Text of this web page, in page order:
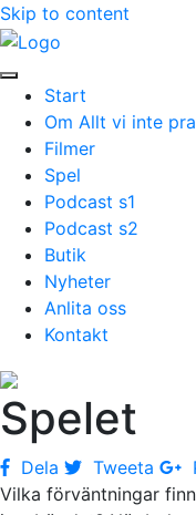
Skip to content
Start
Om Allt vi inte
Filmer
Spel
Podcast s1
Podcast s2
Butik
Nyheter
Anlita oss
Kontakt
Spelet
Dela Tweeta
Vilka förväntningar